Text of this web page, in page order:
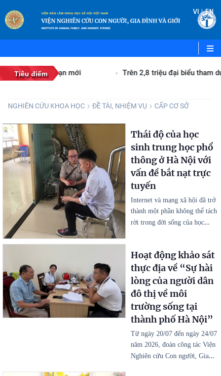
VI |EN
Tiêu điểm
cầu giai đoạn mới Trên 2,8 triệu đại biểu tham dự
NGHIÊN CỨU KHOA HỌC ĐỀ TÀI, NHIỆM VỤ CẤP CƠ SỞ
Thái độ của học
sinh trung học phổ
thông ở Hà Nội với
vấn đề bắt nạt trực
tuyến
Internet và mạng xã hội đã trở
thành một phần không thể tách
rời trong đời sống của học…
Hoạt động khảo sát
thực địa về “Sự hài
lòng của người dân
đô thị về môi
trường sống tại
thành phố Hà Nội”
Từ ngày 20/07 đến ngày 24/07
năm 2026, đoàn công tác Viện
Nghiên cứu Con người, Gia…